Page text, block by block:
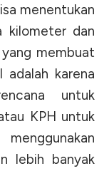
menentukan
kilometer dan
membuat
adalah karena
untuk
KPH untuk
lebih banyak